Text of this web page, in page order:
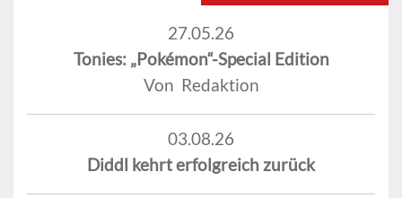
27.05.26
Tonies: „Pokémon“-Special Edition
Von Redaktion
03.08.26
Diddl kehrt erfolgreich zurück